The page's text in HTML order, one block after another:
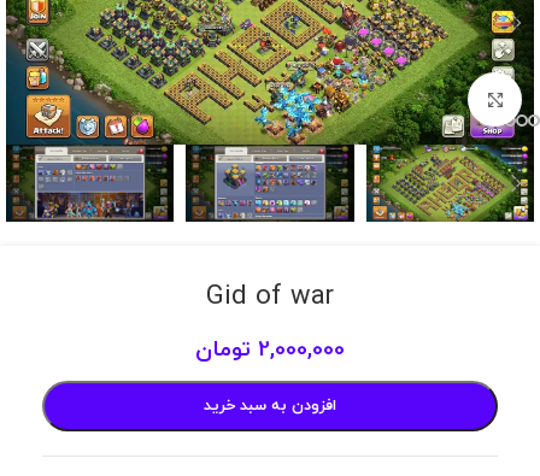
برای بزرگنمایی کلیک کنید
Gid of war
2,000,000 تومان
افزودن به سبد خرید